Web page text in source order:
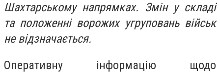
Шахтарському напрямках. Змін у складі
та положенні ворожих угруповань військ
не відзначається.
Оперативну інформацію щодо